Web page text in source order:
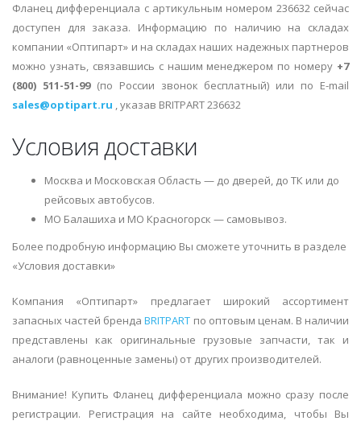
Фланец дифференциала с артикульным номером 236632 сейчас
доступен для заказа. Информацию по наличию на складах
компании «Оптипарт» и на складах наших надежных партнеров
можно узнать, связавшись с нашим менеджером по номеру +7
(800) 511-51-99(по России звонок бесплатный) или по E-mail
sales@optipart.ru , указав BRITPART 236632
Условия доставки
Москва и Московская Область — до дверей, до ТК или до
рейсовых автобусов.
МО Балашиха и МО Красногорск — самовывоз.
Более подробную информацию Вы сможете уточнить в разделе
«Условия доставки»
Компания «Оптипарт» предлагает широкий ассортимент
запасных частей брендаBRITPART по оптовым ценам. В наличии
представлены как оригинальные грузовые запчасти, так и
аналоги (равноценные замены) от других производителей.
Внимание! Купить Фланец дифференциала можно сразу после
регистрации. Регистрация на сайте необходима, чтобы Вы